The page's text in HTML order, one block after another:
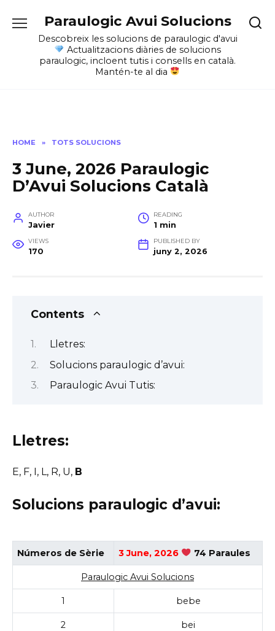
content
Paraulogic Avui Solucions
Descobreix les solucions de paraulogic d'avui
Actualitzacions diàries de solucions
paraulogic, incloent tutis i consells en català.
Mantén-te al dia
HOME » TOTS SOLUCIONS
3 June, 2026 Paraulogic
D’Avui Solucions Català
AUTHOR
Javier
READING
1 min
VIEWS
170
PUBLISHED BY
juny 2, 2026
Contents
Lletres:
Solucions paraulogic d’avui:
Paraulogic Avui Tutis:
Lletres:
E, F, I, L, R, U, B
Solucions paraulogic d’avui:
Números de Sèrie 3 June, 2026 74 Paraules
Paraulogic Avui Solucions
1 bebe
2 bei